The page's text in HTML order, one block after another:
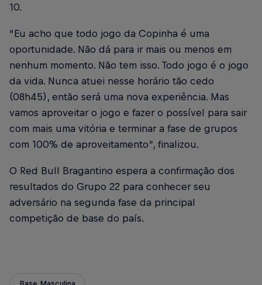
10.
“Eu acho que todo jogo da Copinha é uma
oportunidade. Não dá para ir mais ou menos em
nenhum momento. Não tem isso. Todo jogo é o jogo
da vida. Nunca atuei nesse horário tão cedo
(08h45), então será uma nova experiência. Mas
vamos aproveitar o jogo e fazer o possível para sair
com mais uma vitória e terminar a fase de grupos
com 100% de aproveitamento”, finalizou.
O Red Bull Bragantino espera a confirmação dos
resultados do Grupo 22 para conhecer seu
adversário na segunda fase da principal
competição de base do país.